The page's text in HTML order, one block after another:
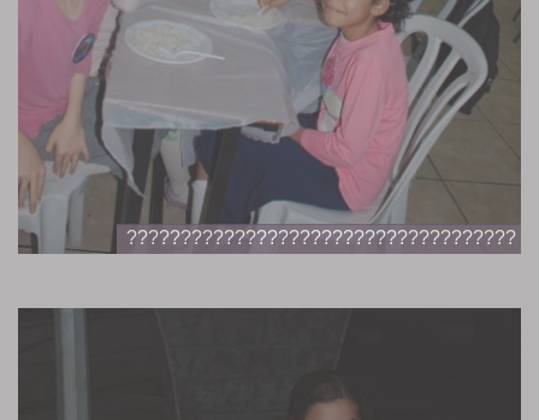
????????????????????????????????????